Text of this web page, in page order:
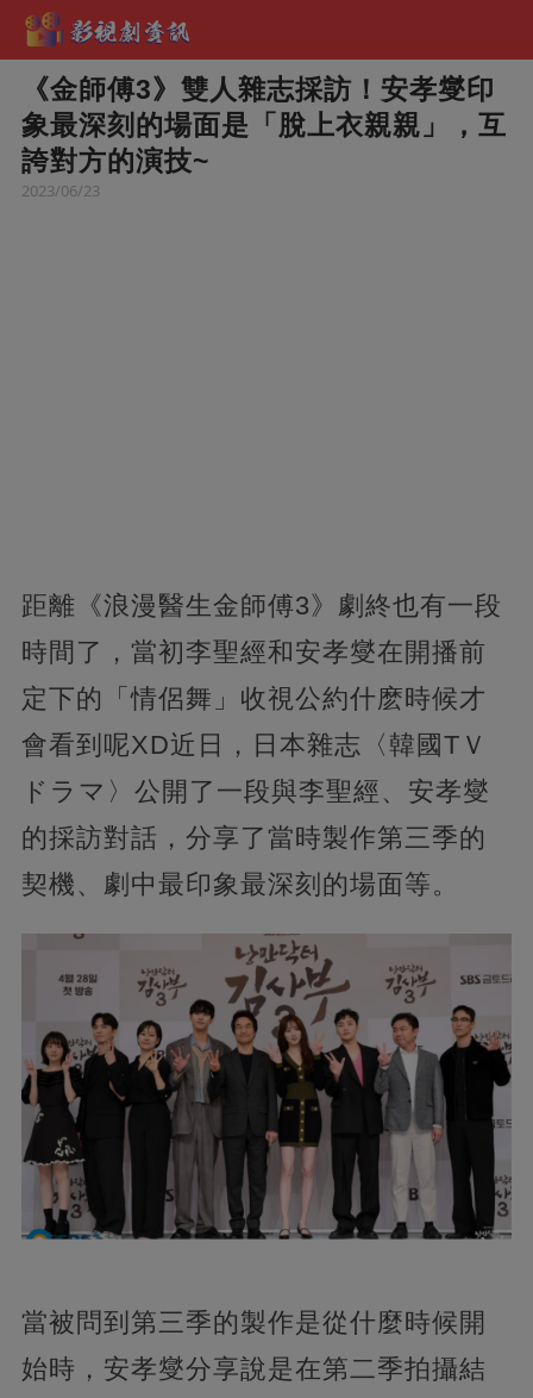
《金師傅3》雙人雜志採訪！安孝燮印
象最深刻的場面是「脫上衣親親」，互
誇對方的演技~
2023/06/23
距離《浪漫醫生金師傅3》劇終也有一段
時間了，當初李聖經和安孝燮在開播前
定下的「情侶舞」收視公約什麽時候才
會看到呢XD近日，日本雜志〈韓國TＶ
ドラマ〉公開了一段與李聖經、安孝燮
的採訪對話，分享了當時製作第三季的
契機、劇中最印象最深刻的場面等。
當被問到第三季的製作是從什麼時候開
始時，安孝燮分享說是在第二季拍攝結